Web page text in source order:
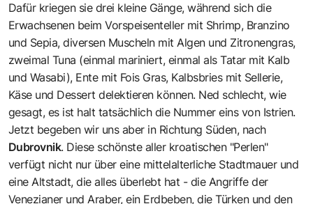
Dafür kriegen sie drei kleine Gänge, während sich die
Erwachsenen beim Vorspeisenteller mit Shrimp, Branzino
und Sepia, diversen Muscheln mit Algen und Zitronengras,
zweimal Tuna (einmal mariniert, einmal als Tatar mit Kalb
und Wasabi), Ente mit Fois Gras, Kalbsbries mit Sellerie,
Käse und Dessert delektieren können. Ned schlecht, wie
gesagt, es ist halt tatsächlich die Nummer eins von Istrien.
Jetzt begeben wir uns aber in Richtung Süden, nach
Dubrovnik. Diese schönste aller kroatischen "Perlen"
verfügt nicht nur über eine mittelalterliche Stadtmauer und
eine Altstadt, die alles überlebt hat - die Angriffe der
Venezianer und Araber, ein Erdbeben, die Türken und den